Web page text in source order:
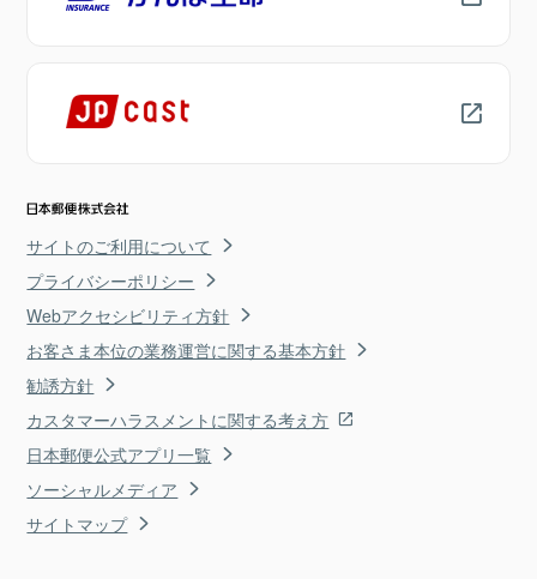
サイトのご利用について
プライバシーポリシー
Webアクセシビリティ方針
お客さま本位の業務運営に関する基本方針
勧誘方針
カスタマーハラスメントに関する考え方
日本郵便公式アプリ一覧
ソーシャルメディア
サイトマップ